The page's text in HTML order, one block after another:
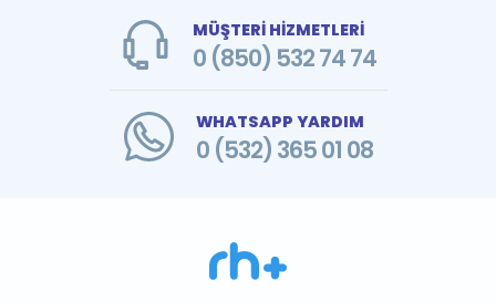
MÜŞTERİ HİZMETLERİ
0 (850) 532 74 74
WHATSAPP YARDIM
0 (532) 365 01 08